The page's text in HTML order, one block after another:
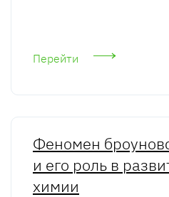
Перейти
Феномен
и его роль в
химии